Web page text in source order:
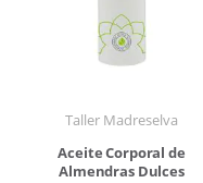
Taller Madreselva
Aceite Corporal de
Almendras Dulces